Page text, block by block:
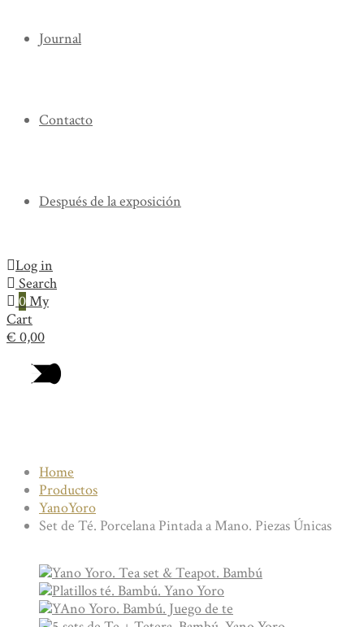
Journal
Contacto
Después de la exposición
Log in
Search
0My
Cart
€ 0,00
Home
Productos
YanoYoro
Set de Té. Porcelana Pintada a Mano. Piezas Únicas